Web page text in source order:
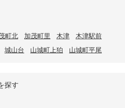
町北 加茂町里 木津
木津駅前
城山台 山城町上狛 山城町平尾
探す